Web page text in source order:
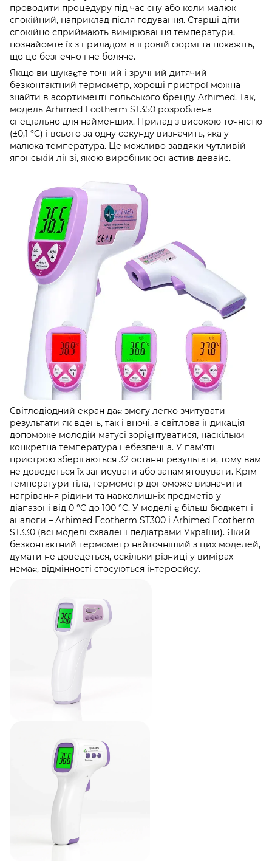
проводити процедуру під час сну або коли малюк
спокійний, наприклад після годування. Старші діти
спокійно сприймають вимірювання температури,
познайомте їх з приладом в ігровій формі та покажіть,
що це безпечно і не боляче.
Якщо ви шукаєте точний і зручний дитячий
безконтактний термометр, хороші пристрої можна
знайти в асортименті польського бренду Arhimed. Так,
модель Arhimed Ecotherm ST350 розроблена
спеціально для найменших. Прилад з високою точністю
(±0,1 °C) і всього за одну секунду визначить, яка у
малюка температура. Це можливо завдяки чутливій
японській лінзі, якою виробник оснастив девайс.
Світлодіодний екран дає змогу легко зчитувати
результати як вдень, так і вночі, а світлова індикація
допоможе молодій матусі зорієнтуватися, наскільки
конкретна температура небезпечна. У пам'яті
пристрою зберігаються 32 останні результати, тому вам
не доведеться їх записувати або запам'ятовувати. Крім
температури тіла, термометр допоможе визначити
нагрівання рідини та навколишніх предметів у
діапазоні від 0 °C до 100 °C. У моделі є більш бюджетні
аналоги – Arhimed Ecotherm ST300 і Arhimed Ecotherm
ST330 (всі моделі схвалені педіатрами України). Який
безконтактний термометр найточніший з цих моделей,
думати не доведеться, оскільки різниці у вимірах
немає, відмінності стосуються інтерфейсу.